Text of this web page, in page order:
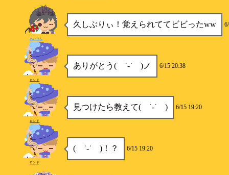
久しぶりぃ！覚えられててビビったww
あいりん
ありがとう( ˙-˙ )ノ 6/15 20:38
ロンド
見つけたら教えて( ˙-˙ ) 6/15 19:20
ロンド
( ˙-˙ )！？ 6/15 19:20
ロンド